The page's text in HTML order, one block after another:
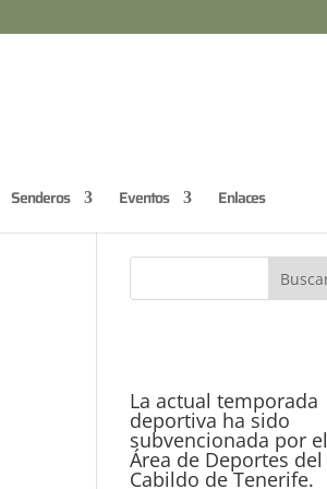
Senderos Eventos Enlaces
La actual temporada
deportiva ha sido
subvencionada por el
Área de Deportes del
Cabildo de Tenerife.